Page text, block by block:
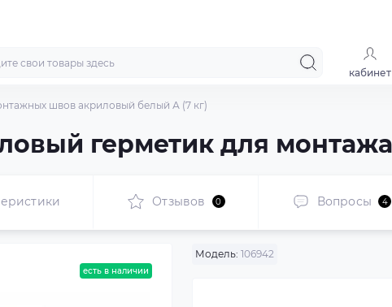
кабинет
швов акриловый белый А (7 кг)
герметик для
Отзывов 0 Вопросы 4
есть в наличии
Модель: 106942